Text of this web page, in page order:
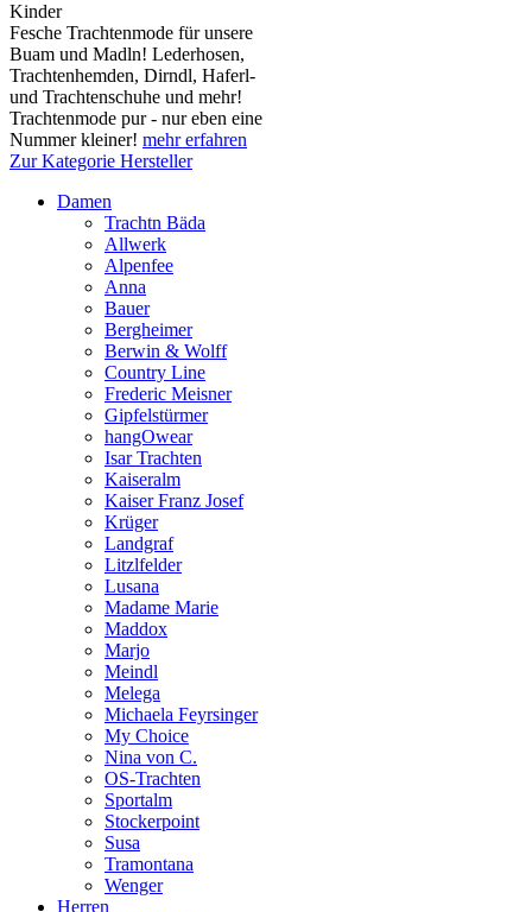
Kinder
Fesche Trachtenmode für unsere
Buam und Madln! Lederhosen,
Trachtenhemden, Dirndl, Haferl-
und Trachtenschuhe und mehr!
Trachtenmode pur - nur eben eine
Nummer kleiner! mehr erfahren
Zur Kategorie Hersteller
Damen
Trachtn Bäda
Allwerk
Alpenfee
Anna
Bauer
Bergheimer
Berwin & Wolff
Country Line
Frederic Meisner
Gipfelstürmer
hangOwear
Isar Trachten
Kaiseralm
Kaiser Franz Josef
Krüger
Landgraf
Litzlfelder
Lusana
Madame Marie
Maddox
Marjo
Meindl
Melega
Michaela Feyrsinger
My Choice
Nina von C.
OS-Trachten
Sportalm
Stockerpoint
Susa
Tramontana
Wenger
Herren